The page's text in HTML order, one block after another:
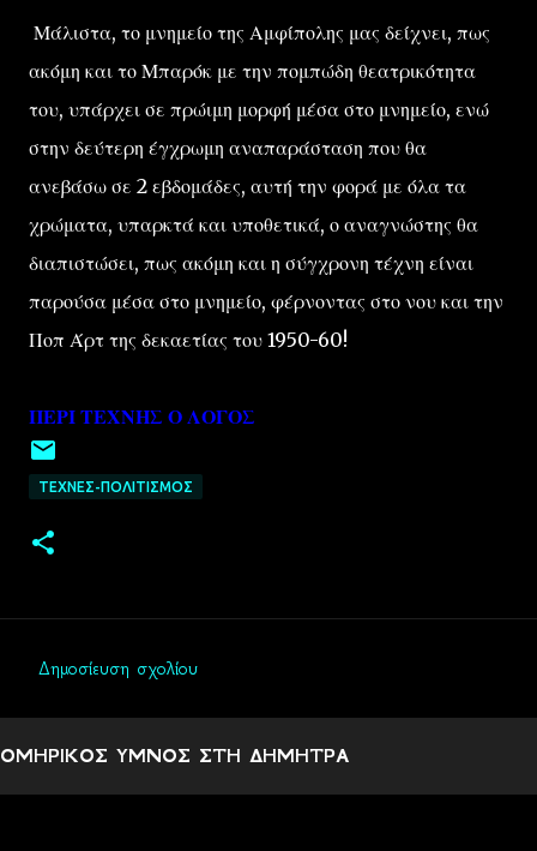
Μάλιστα, το μνημείο της Αμφίπολης μας δείχνει, πως
ακόμη και το Μπαρόκ με την πομπώδη θεατρικότητα
του, υπάρχει σε πρώιμη μορφή μέσα στο μνημείο, ενώ
στην δεύτερη έγχρωμη αναπαράσταση που θα
ανεβάσω σε 2 εβδομάδες, αυτή την φορά με όλα τα
χρώματα, υπαρκτά και υποθετικά, ο αναγνώστης θα
διαπιστώσει, πως ακόμη και η σύγχρονη τέχνη είναι
παρούσα μέσα στο μνημείο, φέρνοντας στο νου και την
Ποπ Άρτ της δεκαετίας του 1950-60!
ΠΕΡΙ ΤΕΧΝΗΣ Ο ΛΟΓΟΣ
ΤΕΧΝΕΣ-ΠΟΛΙΤΙΣΜΟΣ
ό
λ
Δημοσίευση σχολίου
ΟΜΗΡΙΚΟΣ ΥΜΝΟΣ ΣΤΗ ΔΗΜΗΤΡΑ